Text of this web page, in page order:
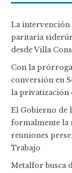
La intervención
paritaria
desde Villa
Con la
conversión en
la privatización
El Gobierno de
formalmente la
reuniones
Trabajo
Metalfor busca